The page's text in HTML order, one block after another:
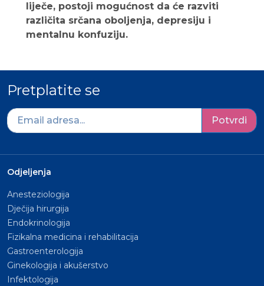
liječe, postoji mogućnost da će razviti
različita srčana oboljenja, depresiju i
mentalnu konfuziju.
Pretplatite se
Potvrdi
Odjeljenja
Anesteziologija
Dječija hirurgija
Endokrinologija
Fizikalna medicina i rehabilitacija
Gastroenterologija
Ginekologija i akušerstvo
Infektologija